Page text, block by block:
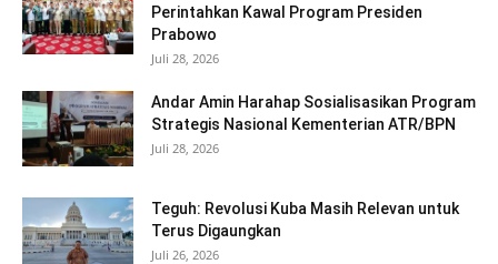
Perintahkan Kawal Program Presiden
Prabowo
Juli 28, 2026
Andar Amin Harahap Sosialisasikan Program
Strategis Nasional Kementerian ATR/BPN
Juli 28, 2026
Teguh: Revolusi Kuba Masih Relevan untuk
Terus Digaungkan
Juli 26, 2026